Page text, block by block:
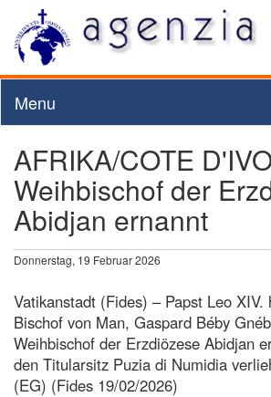
Menu
AFRIKA/COTE
Weihbischof der
Abidjan ernannt
Donnerstag, 19 Februar 2026
Vatikanstadt (Fides) – Papst Leo
Bischof von Man, Gaspard Béby
Weihbischof der Erzdiözese Abidjan
den Titularsitz Puzia di Numidia
(EG) (Fides 19/02/2026)